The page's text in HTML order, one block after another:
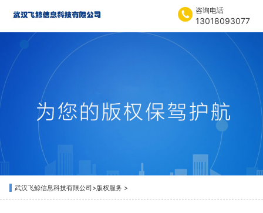
咨询电话
13018093077
武汉飞鲸信息科技有限公司 >版权服务 >